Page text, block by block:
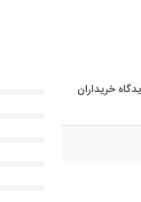
خریداران